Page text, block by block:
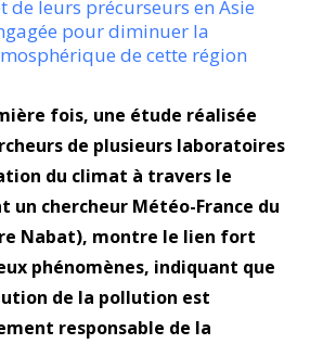
de leurs précurseurs en Asie
pour diminuer la
de cette région
fois, une étude réalisée
de plusieurs laboratoires
du climat à travers le
un chercheur Météo-France du
Nabat), montre le lien fort
phénomènes, indiquant que
de la pollution est
responsable de la